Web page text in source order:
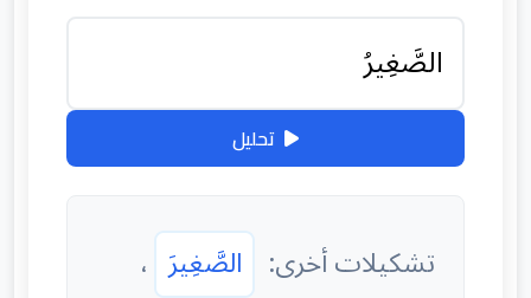
تحليل
تشكيلات أخرى: الصَّغِيرَ ،